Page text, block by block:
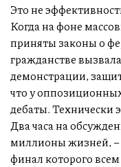
Это не
Когда на фоне
приняты законы о
гражданстве
демонстрации,
что у
дебаты. Технически
Два часа на
миллионы жизней, –
финал которого